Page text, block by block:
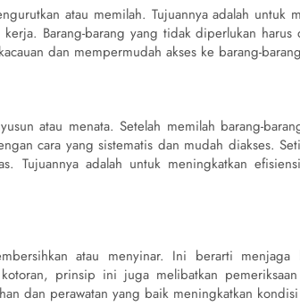
atau memilah. Tujuannya adalah
Barang-barang yang tidak diperlukan
dan mempermudah akses ke barang-
atau menata. Setelah memilah barang-
cara yang sistematis dan mudah diakses.
Tujuannya adalah untuk meningkatkan
atau menyinar. Ini berarti
prinsip ini juga melibatkan
dan perawatan yang baik meningkatkan